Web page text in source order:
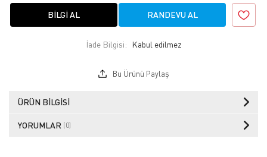
BILGI AL RANDEVU AL
İade Bilgisi:
Bu Ürünü Paylaş
ÜRÜN BILGISI
YORUMLAR (0)